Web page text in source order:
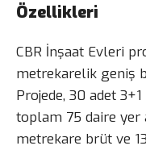
Özellikleri
CBR İnşaat Evleri
metrekarelik geniş
Projede, 30 adet
toplam 75 daire yer
metrekare brüt ve